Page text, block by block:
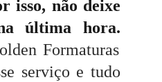
isso, não deixe
última hora.
Formaturas
serviço e tudo